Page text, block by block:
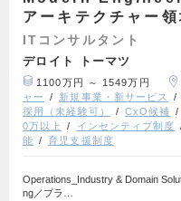
アーキテクチャー
ITコンサルタント
デロイト トーマツ
1100万円 ～ 1549万円
ャー
新規事業・新サービス
採用（未経験可）
CxO候補
0万以上
インセンティブ制度
能
育児支援制度
Operations_Industry & Domain
ng／プラ…